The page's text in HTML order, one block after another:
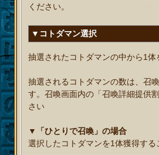
ください。
▼コトダマン選択
抽選されたコトダマンの中から1体
抽選されるコトダマンの数は、召
す。召喚画面内の「召喚詳細提供
さい
▼「ひとりで召喚」の場合
選択したコトダマンを1体獲得する